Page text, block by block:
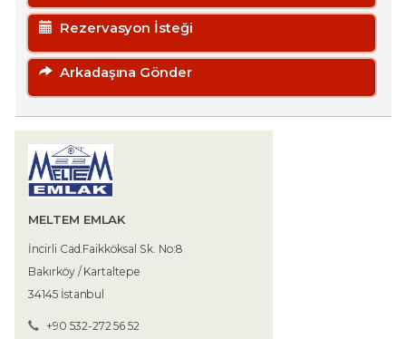
Rezervasyon İsteği
Arkadaşına Gönder
MELTEM EMLAK
İncirli Cad.Faikköksal Sk. No:8
Bakırköy / Kartaltepe
34145 İstanbul
+90 532-272 56 52